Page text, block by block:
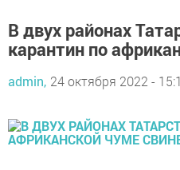
В двух районах
карантин по
admin, 24 октября 2022 -